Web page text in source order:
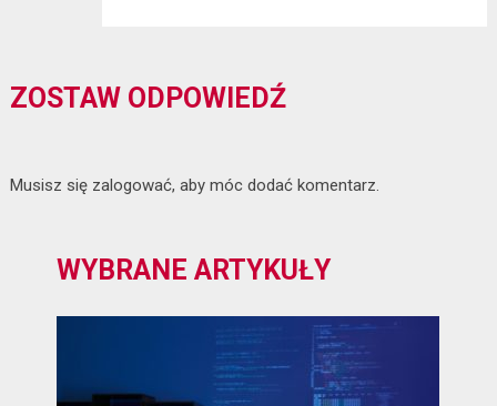
ZOSTAW ODPOWIEDŹ
Musisz się zalogować, aby móc dodać komentarz.
WYBRANE ARTYKUŁY